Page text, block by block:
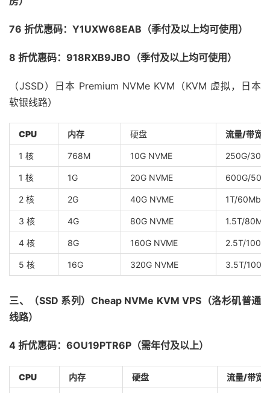
76 折优惠码：Y1UXW68EAB（季付及以上均可使用）
8 折优惠码：918RXB9JBO（季付及以上均可使用）
（JSSD）日本 Premium NVMe KVM（KVM 虚拟，日本
软银线路）
CPU 内存 硬盘 流量/带宽
1 核 768M 10G NVME 250G/
1 核 1G 20G NVME 600G/
2 核 2G 40G NVME 1T/60Mbps
3 核 4G 80G NVME 1.5T/
4 核 8G 160G NVME 2.5T/
5 核 16G 320G NVME 3.5T/
三、（SSD 系列）Cheap NVMe KVM VPS（洛杉矶普通
线路）
4 折优惠码：6OU19PTR6P（需年付及以上）
CPU 内存 硬盘 流量/带宽